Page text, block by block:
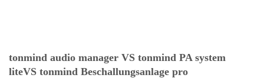
tonmind audio manager VS tonmind PA system
liteVS tonmind Beschallungsanlage pro